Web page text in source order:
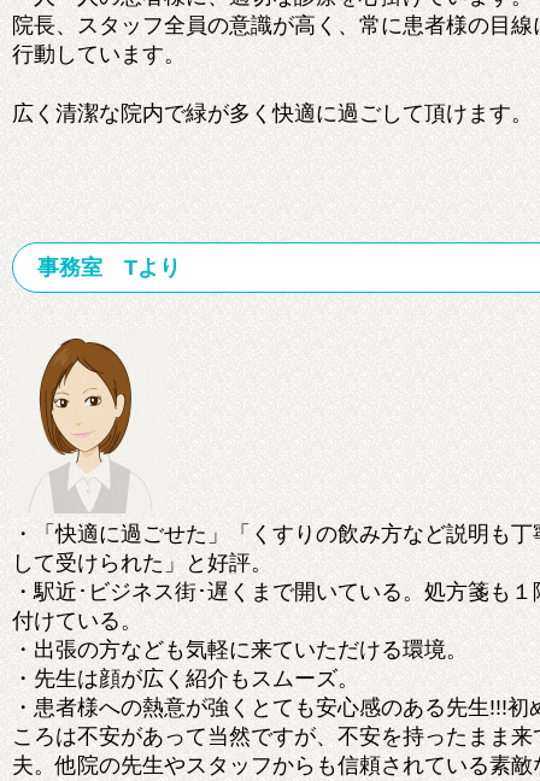
院長、スタッフ全員の意識が高く、常に患者様の目線
行動しています。
広く清潔な院内で緑が多く快適に過ごして頂けます。
事務室 Tより
・「快適に過ごせた」「くすりの飲み方など説明も丁
して受けられた」と好評。
・駅近･ビジネス街･遅くまで開いている。処方箋も
付けている。
・出張の方なども気軽に来ていただける環境。
・先生は顔が広く紹介もスムーズ。
・患者様への熱意が強くとても安心感のある先生!!!初
ころは不安があって当然ですが、不安を持ったまま来
夫。他院の先生やスタッフからも信頼されている素敵